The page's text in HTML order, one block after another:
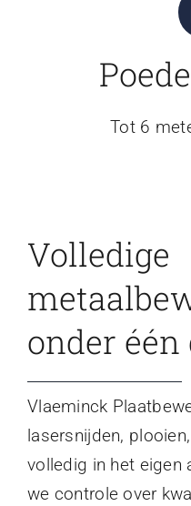
Tot 6
Volledige
onder één
Vlaeminck
lasersnijden,
volledig in het eigen
we controle over